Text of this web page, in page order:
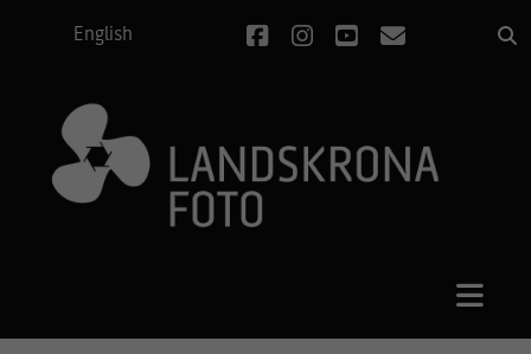
English facebook
instagram
youtube
e-